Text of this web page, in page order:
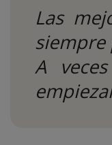
Las
siempre
A